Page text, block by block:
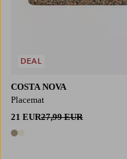
COSTA NOVA
Placemat
21 EUR27,99 EUR
2 värejä
DEAL